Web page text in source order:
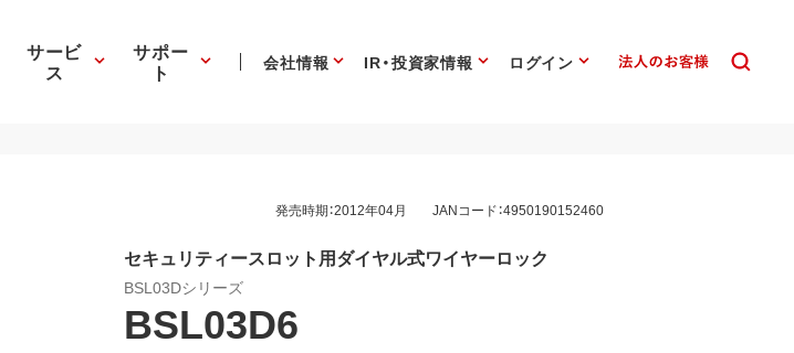
サービ
ス
サポー
ト 会社情報 IR・投資家情報 ログイン
発売時期：2012年04月 JANコード：4950190152460
セキュリティースロット用ダイヤル式ワイヤーロック
BSL03Dシリーズ
BSL03D6